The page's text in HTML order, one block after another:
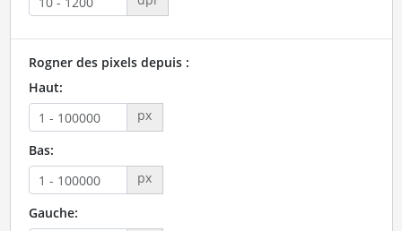
Rogner des pixels depuis :
Haut:
px
Bas:
px
Gauche: